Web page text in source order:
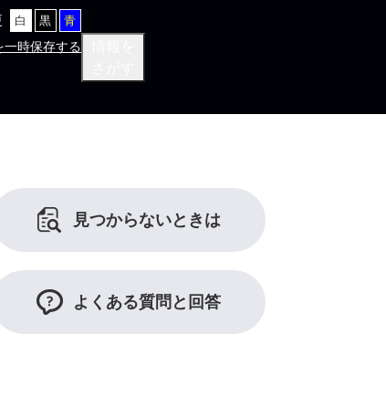
白 黒 青
一時保存する
見つからないときは
よくある質問と回答